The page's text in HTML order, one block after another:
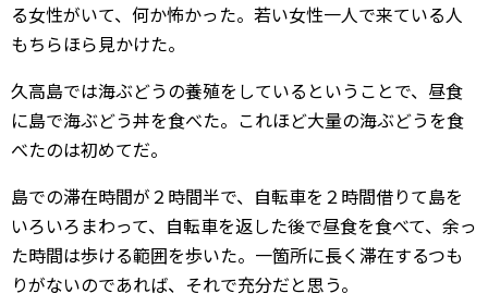
る女性がいて、何か怖かった。若い女性一人で来ている人
もちらほら見かけた。
久高島では海ぶどうの養殖をしているということで、昼食
に島で海ぶどう丼を食べた。これほど大量の海ぶどうを食
べたのは初めてだ。
島での滞在時間が２時間半で、自転車を２時間借りて島を
いろいろまわって、自転車を返した後で昼食を食べて、余っ
た時間は歩ける範囲を歩いた。一箇所に長く滞在するつも
りがないのであれば、それで充分だと思う。